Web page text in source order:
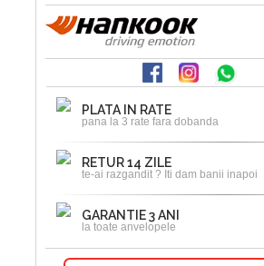
PLATA IN RATE
pana la 3 rate fara dobanda
RETUR 14 ZILE
te-ai razgandit ? Iti dam banii inapoi
GARANTIE 3 ANI
la toate anvelopele